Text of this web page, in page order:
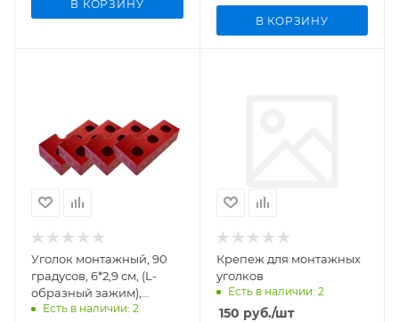
В КОРЗИНУ
В КОРЗИНУ
Уголок монтажный, 90
градусов, 6*2,9 см, (L-
образный зажим),
алюминиевый, набор 4
Есть в наличии: 2
Крепеж для монтажных
уголков
Есть в наличии: 2
150 руб./шт